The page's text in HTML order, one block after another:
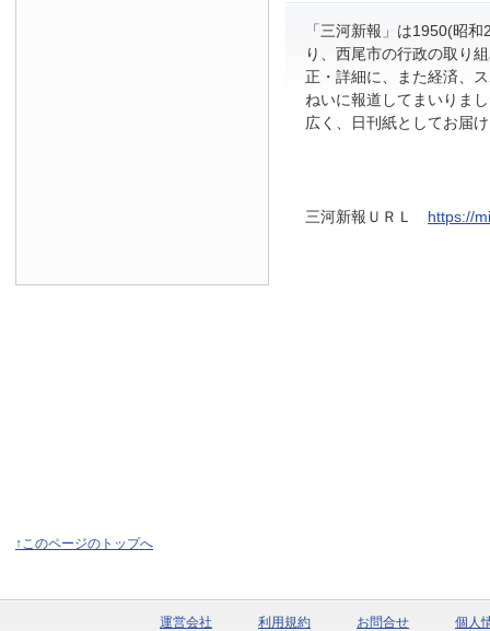
「三河新報」は1950(昭
り、西尾市の行政の取り
正・詳細に、また経済、
ねいに報道してまいりま
広く、日刊紙としてお届
三河新報ＵＲＬ https://
↑このページのトップへ
運営会社 利用規約 お問合せ 個人